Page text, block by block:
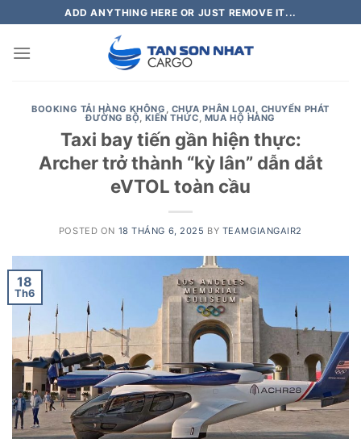
to
content
ADD ANYTHING HERE OR JUST REMOVE IT...
BOOKING TẢI HÀNG KHÔNG , CHƯA PHÂN LOẠI, CHUYỂN PHÁT
ĐƯỜNG BỘ, KIẾN THỨC, MUA HỘ HÀNG
Taxi bay tiến gần hiện thực:
Archer trở thành “kỳ lân” dẫn dắt
eVTOL toàn cầu
POSTED ON 18 THÁNG 6, 2025 BY TEAMGIANGAIR2
18
Th6